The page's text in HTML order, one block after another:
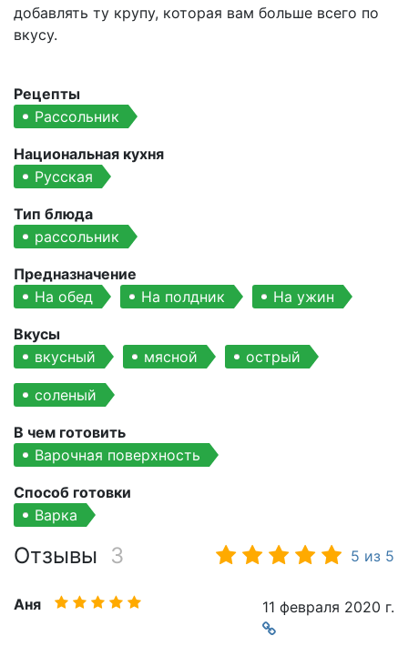
добавлять ту крупу, которая вам больше всего по
вкусу.
Рецепты
Рассольник
Национальная кухня
Русская
Тип блюда
рассольник
Предназначение
На обед
На полдник На ужин
Вкусы
вкусный
мясной острый
соленый
В чем готовить
Варочная поверхность
Способ готовки
Варка
Отзывы 3 5 из 5
11 февраля 2020 г.
Аня